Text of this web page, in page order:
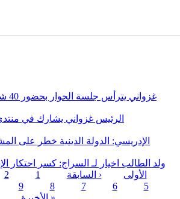
غزواني يترأس جلسة الحوار بحضور 40 شخصية سياسية (فيديو)
الرئيس غزواني يشارك في منتدى
الإدريسي: الدولة الدينية خطر على
ولد الطالب اخيار لـ السراج: كسر احتكار
« الأولى ‹ السابقة 1
2
5
6
7
8
9